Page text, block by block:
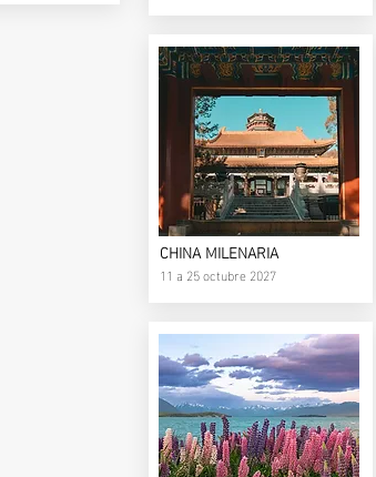
CHINA MILENARIA
11 a 25 octubre 2027